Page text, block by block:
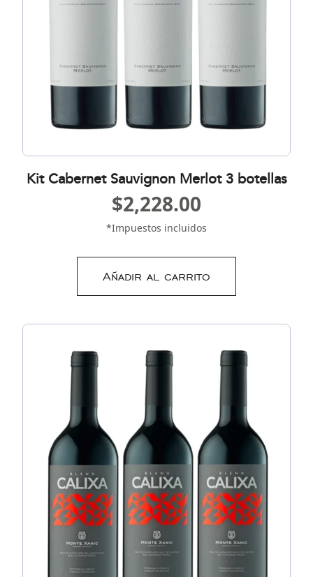
Kit Cabernet Sauvignon Merlot 3 botellas
$2,228.00
*Impuestos incluidos
Añadir al carrito